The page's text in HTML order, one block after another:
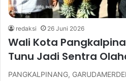
redaksi 26 Juni 2026
Wali Kota
Tunu Jadi Sentra
PANGKALPINANG,